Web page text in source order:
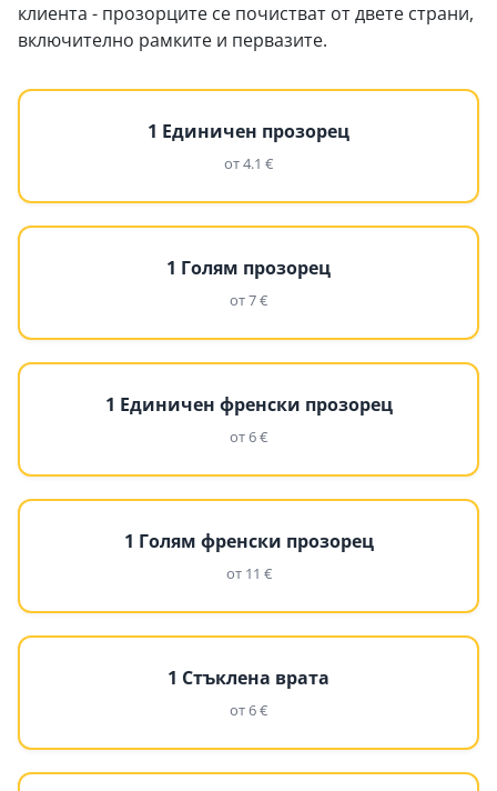
клиента - прозорците се почистват от двете страни,
включително рамките и первазите.
1 Единичен прозорец
от 4.1 €
1 Голям прозорец
от 7 €
1 Единичен френски прозорец
от 6 €
1 Голям френски прозорец
от 11 €
1 Стъклена врата
от 6 €